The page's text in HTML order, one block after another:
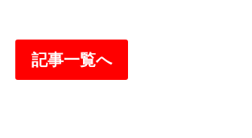
記事一覧へ